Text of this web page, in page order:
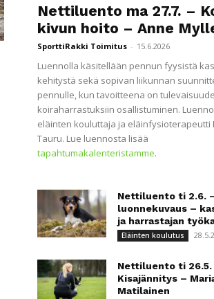
Nettiluento ma 27.7. –
kivun hoito – Anne
SporttiRakki Toimitus - 15.6.2026
Luennolla käsitellään pennun fyysistä
kehitystä sekä sopivan liikunnan
pennulle, kun tavoitteena on
koiraharrastuksiin osallistuminen.
eläinten kouluttaja ja eläinfysioterapeutti
Tauru. Lue luennosta lisää
tapahtumakalenteristamme.
Nettiluento ti 2.6.
luonnekuvaus –
ja harrastajan
Eläinten koulutus
Nettiluento ti 26.5.
Kisajännitys –
Matilainen